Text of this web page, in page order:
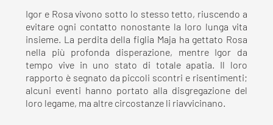
Igor e Rosa vivono sotto lo stesso tetto, riuscendo a
evitare ogni contatto nonostante la loro lunga vita
insieme. La perdita della figlia Maja ha gettato Rosa
nella più profonda disperazione, mentre Igor da
tempo vive in uno stato di totale apatia. Il loro
rapporto è segnato da piccoli scontri e risentimenti;
alcuni eventi hanno portato alla disgregazione del
loro legame, ma altre circostanze li riavvicinano.